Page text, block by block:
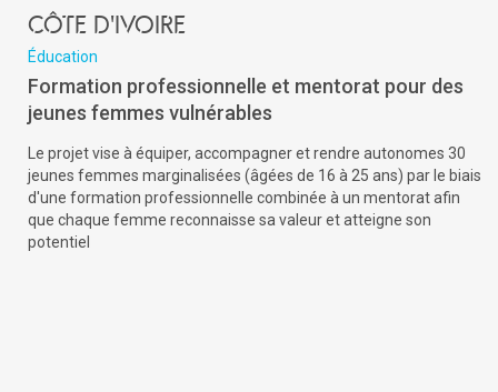
Côte d'Ivoire
Éducation
Formation professionnelle et mentorat pour des
jeunes femmes vulnérables
Le projet vise à équiper, accompagner et rendre autonomes 30
jeunes femmes marginalisées (âgées de 16 à 25 ans) par le biais
d'une formation professionnelle combinée à un mentorat afin
que chaque femme reconnaisse sa valeur et atteigne son
potentiel